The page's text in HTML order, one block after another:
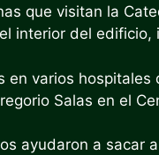
que visitan la
interior del edificio,
en varios
Salas en el
ayudaron a sacar